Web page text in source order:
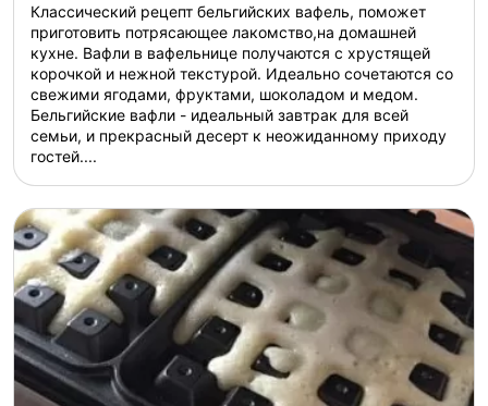
Классический рецепт бельгийских вафель, поможет
приготовить потрясающее лакомство,на домашней
кухне. Вафли в вафельнице получаются с хрустящей
корочкой и нежной текстурой. Идеально сочетаются со
свежими ягодами, фруктами, шоколадом и медом.
Бельгийские вафли - идеальный завтрак для всей
семьи, и прекрасный десерт к неожиданному приходу
гостей....